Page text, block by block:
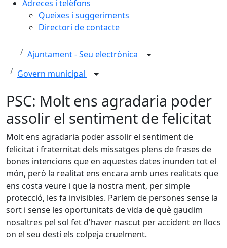
Adreces i telèfons
Queixes i suggeriments
Directori de contacte
Ajuntament - Seu electrònica
Govern municipal
PSC: Molt ens agradaria poder
assolir el sentiment de felicitat
Molt ens agradaria poder assolir el sentiment de
felicitat i fraternitat dels missatges plens de frases de
bones intencions que en aquestes dates inunden tot el
món, però la realitat ens encara amb unes realitats que
ens costa veure i que la nostra ment, per simple
protecció, les fa invisibles. Parlem de persones sense la
sort i sense les oportunitats de vida de què gaudim
nosaltres pel sol fet d'haver nascut per accident en llocs
on el seu destí els colpeja cruelment.